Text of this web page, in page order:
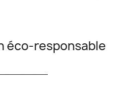
éco-responsable